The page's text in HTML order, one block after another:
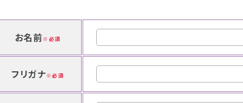
お名前 必須
フリガナ 必須